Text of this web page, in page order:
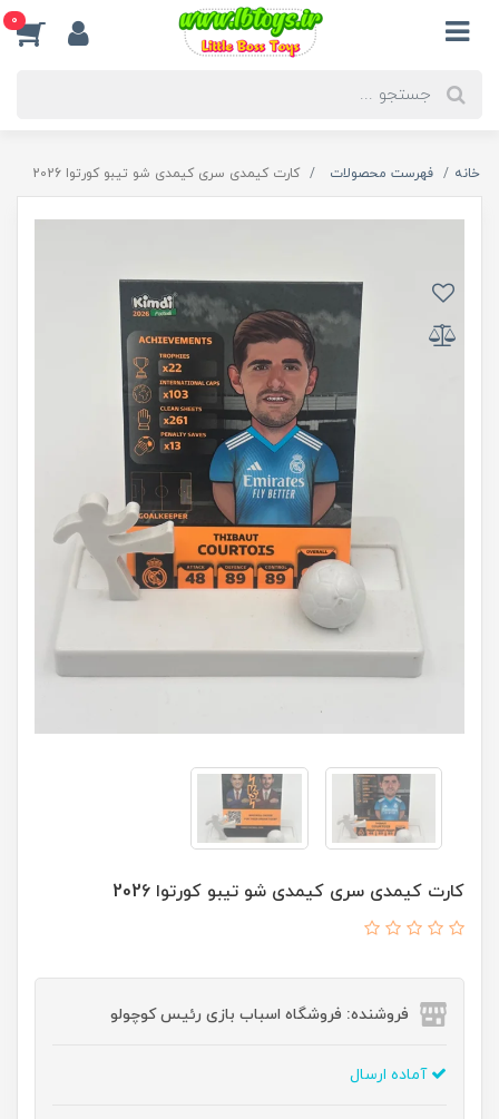
0
خانه فهرست محصولات کارت کیمدی سری کیمدی شو تیبو کورتوا 2026
کارت کیمدی سری کیمدی شو تیبو کورتوا 2026
فروشنده: فروشگاه اسباب بازی رئیس کوچولو
آماده ارسال